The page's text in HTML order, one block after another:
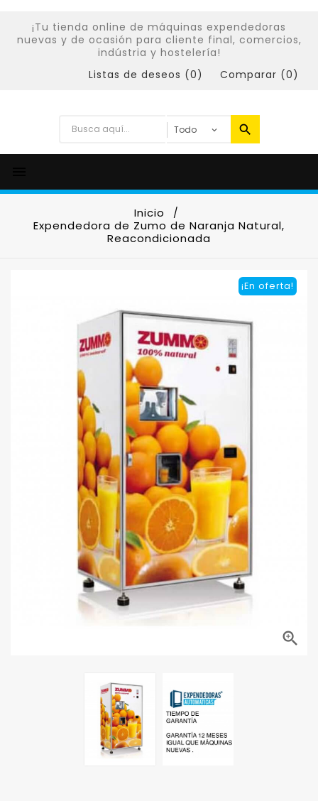
¡Tu tienda online de máquinas expendedoras
nuevas y de ocasión para cliente final, comercios,
indústria y hostelería!
Comparar (0)
Listas de deseos (0)
Inicio
Expendedora de Zumo de Naranja Natural,
Reacondicionada
¡En oferta!
